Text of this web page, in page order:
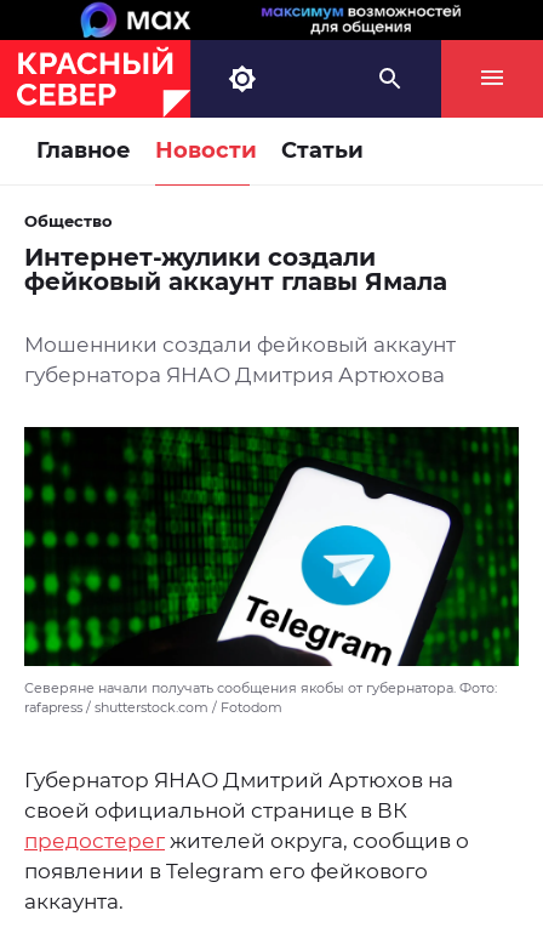
Главное Новости Статьи
Общество
Интернет-жулики создали
фейковый аккаунт главы Ямала
Мошенники создали фейковый аккаунт
губернатора ЯНАО Дмитрия Артюхова
Северяне начали получать сообщения якобы от губернатора. Фото:
rafapress / shutterstock.com / Fotodom
Губернатор ЯНАО Дмитрий Артюхов на
своей официальной странице в ВК
предостерег жителей округа, сообщив о
появлении в Telegram его фейкового
аккаунта.